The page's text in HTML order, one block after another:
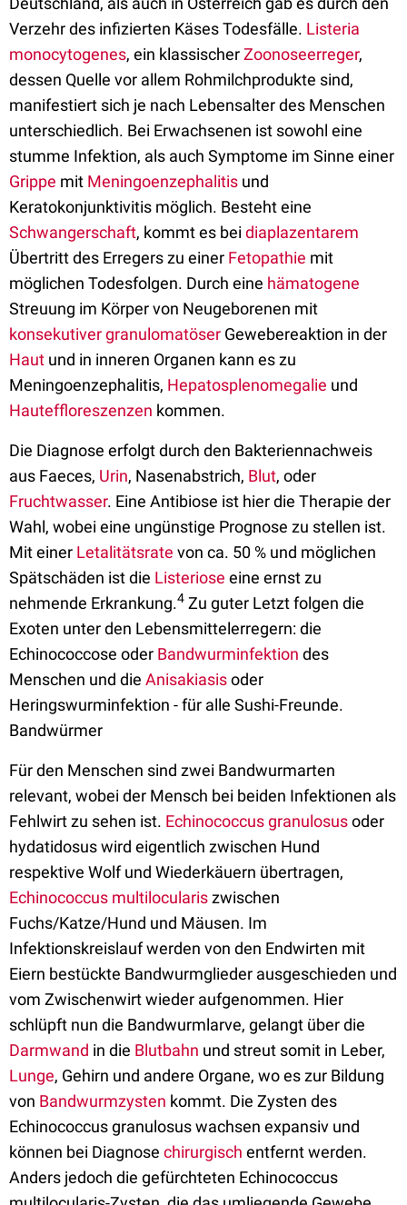
Verzehr des infizierten Käses Todesfälle. Listeria
monocytogenes, ein klassischerZoonoseerreger,
dessen Quelle vor allem Rohmilchprodukte sind,
manifestiert sich je nach Lebensalter des Menschen
unterschiedlich. Bei Erwachsenen ist sowohl eine
stumme Infektion, als auch Symptome im Sinne einer
Grippe mit Meningoenzephalitis und
Keratokonjunktivitis möglich. Besteht eine
Schwangerschaft, kommt es bei diaplazentarem
Übertritt des Erregers zu einer Fetopathie mit
möglichen Todesfolgen. Durch eine hämatogene
Streuung im Körper von Neugeborenen mit
konsekutivergranulomatöser Gewebereaktion in der
Haut und in inneren Organen kann es zu
Meningoenzephalitis, Hepatosplenomegalie und
Hauteffloreszenzen kommen.
Die Diagnose erfolgt durch den Bakteriennachweis
aus Faeces, Urin, Nasenabstrich, Blut, oder
Fruchtwasser. Eine Antibiose ist hier die Therapie der
Wahl, wobei eine ungünstige Prognose zu stellen ist.
Mit einer Letalitätsrate von ca. 50 % und möglichen
Spätschäden ist die Listeriose eine ernst zu
nehmende Erkrankung.4 Zu guter Letzt folgen die
Exoten unter den Lebensmittelerregern: die
Echinococcose oder Bandwurminfektion des
Menschen und die Anisakiasisoder
Heringswurminfektion - für alle Sushi-Freunde.
Bandwürmer
Für den Menschen sind zwei Bandwurmarten
relevant, wobei der Mensch bei beiden Infektionen als
Fehlwirt zu sehen ist. Echinococcus granulosusoder
hydatidosus wird eigentlich zwischen Hund
respektive Wolf und Wiederkäuern übertragen,
Echinococcus multiloculariszwischen
Fuchs/Katze/Hund und Mäusen. Im
Infektionskreislauf werden von den Endwirten mit
Eiern bestückte Bandwurmglieder ausgeschieden und
vom Zwischenwirt wieder aufgenommen. Hier
schlüpft nun die Bandwurmlarve, gelangt über die
Darmwand in die Blutbahn und streut somit in Leber,
Lunge, Gehirn und andere Organe, wo es zur Bildung
von Bandwurmzysten kommt. Die Zysten des
Echinococcus granulosus wachsen expansiv und
können bei Diagnose chirurgisch entfernt werden.
Anders jedoch die gefürchteten Echinococcus